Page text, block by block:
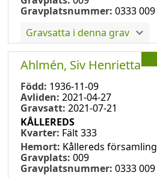
Gravplatsnummer: 0333 009
Gravsatta i denna grav
Ahlmén, Siv Henrietta
Född: 1936-11-09
Avliden: 2021-04-27
Gravsatt: 2021-07-21
KÅLLEREDS
Kvarter: Fält 333
Hemort: Kållereds församling
Gravplats: 009
Gravplatsnummer: 0333 009